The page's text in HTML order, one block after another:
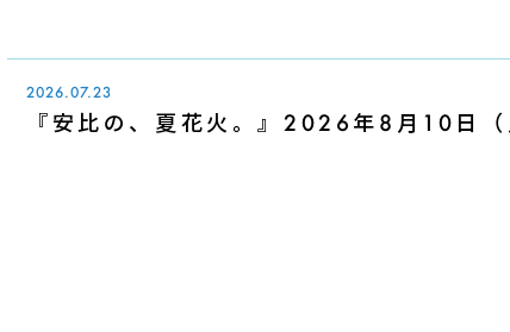
2026.07.23
『安比の、夏花火。』2026年8月10日（